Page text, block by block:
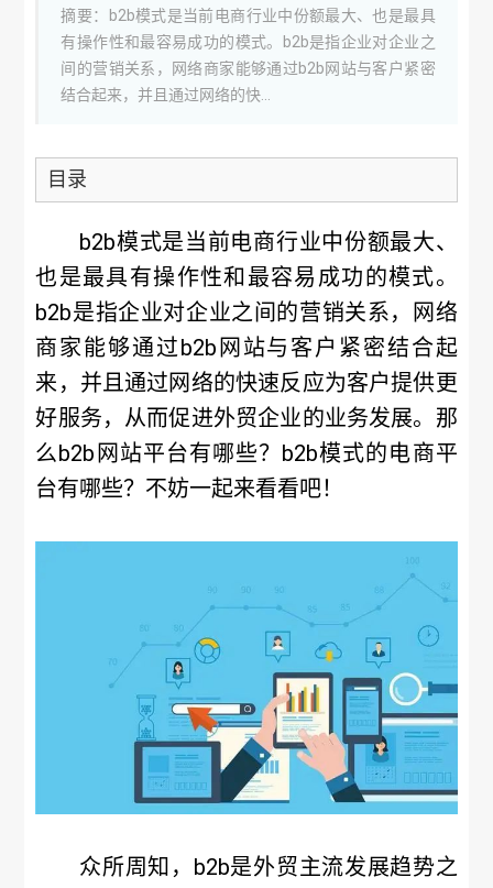
摘要：b2b模式是当前电商行业中份额最大、也是最具
有操作性和最容易成功的模式。b2b是指企业对企业之
间的营销关系，网络商家能够通过b2b网站与客户紧密
结合起来，并且通过网络的快...
目录
b2b模式是当前电商行业中份额最大、
也是最具有操作性和最容易成功的模式。
b2b是指企业对企业之间的营销关系，网络
商家能够通过b2b网站与客户紧密结合起
来，并且通过网络的快速反应为客户提供更
好服务，从而促进外贸企业的业务发展。那
么b2b网站平台有哪些？b2b模式的电商平
台有哪些？不妨一起来看看吧！
众所周知，b2b是外贸主流发展趋势之